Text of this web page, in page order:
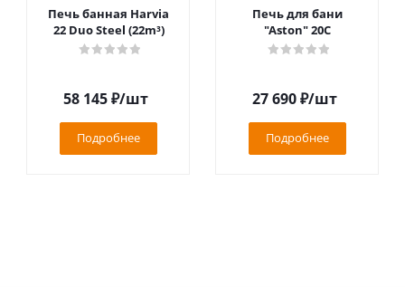
Печь банная Harvia
22 Duo Steel (22m³)
58 145₽/шт
Подробнее
Печь для бани
"Aston" 20С
27 690₽/шт
Подробнее